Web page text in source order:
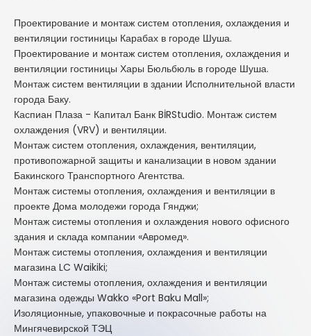
Проектирование и монтаж систем отопления, охлаждения и
вентиляции гостиницы Карабах в городе Шуша.
Проектирование и монтаж систем отопления, охлаждения и
вентиляции гостиницы Хары Бюльбюль в городе Шуша.
Монтаж систем вентиляции в здании Исполнительной власти
города Баку.
Каспиан Плаза - Капитал Банк BİRStudio. Монтаж систем
охлаждения (VRV) и вентиляции.
Монтаж систем отопления, охлаждения, вентиляции,
противопожарной защиты и канализации в новом здании
Бакинского Транспортного Агентства.
Монтаж системы отопления, охлаждения и вентиляции в
проекте Дома молодежи города Гянджи;
Монтаж системы отопления и охлаждения нового офисного
здания и склада компании «Авромед».
Монтаж системы отопления, охлаждения и вентиляции
магазина LC Waikiki;
Монтаж системы отопления, охлаждения и вентиляции
магазина одежды Wakko «Port Baku Mall»;
Изоляционные, упаковочные и покрасочные работы на
Мингячевирской ТЭЦ